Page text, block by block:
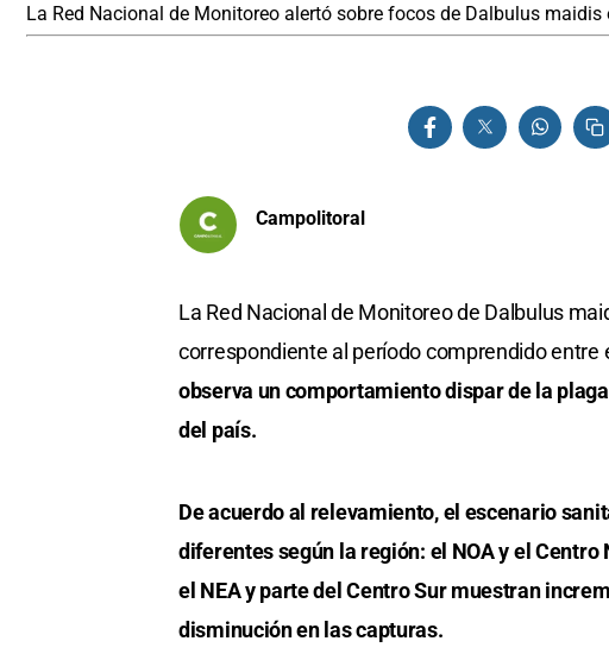
La Red Nacional de Monitoreo alertó sobre focos de Dalbulus maidis
Campolitoral
La Red Nacional de Monitoreo de Dalbulus
correspondiente al período comprendido entre
observa un comportamiento dispar de la
del país.
De acuerdo al relevamiento, el escenario
diferentes según la región: el NOA y el
el NEA y parte del Centro Sur muestran
disminución en las capturas.